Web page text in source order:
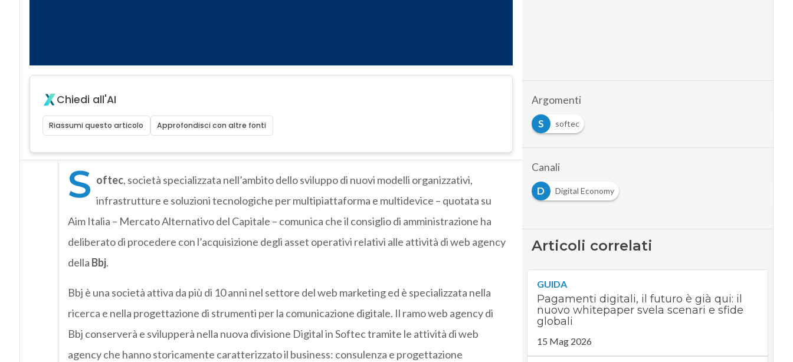
Chiedi all'AI
Riassumi questo articolo Approfondisci con altre fonti
S oftec, società specializzata nell’ambito dello sviluppo di nuovi modelli organizzativi,
infrastrutture e soluzioni tecnologiche per multipiattaforma e multidevice – quotata su
Aim Italia – Mercato Alternativo del Capitale – comunica che il consiglio di amministrazione ha
deliberato di procedere con l’acquisizione degli asset operativi relativi alle attività di web agency
della Bbj.
Bbj è una società attiva da più di 10 anni nel settore del web marketing ed è specializzata nella
ricerca e nella progettazione di strumenti per la comunicazione digitale. Il ramo web agency di
Bbj conserverà e svilupperà nella nuova divisione Digital in Softec tramite le attività di web
agency che hanno storicamente caratterizzato il business: consulenza e progettazione
Argomenti
S
softec
Canali
D
Digital Economy
Articoli correlati
GUIDA
Pagamenti digitali, il futuro è già qui: il
nuovo whitepaper svela scenari e sfide
globali
15 Mag 2026